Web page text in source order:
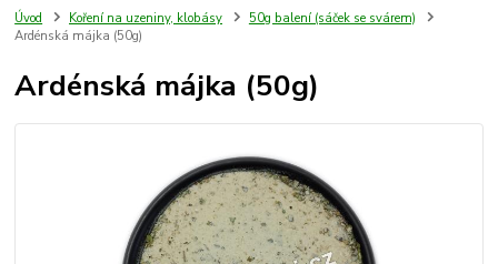
Úvod Koření na uzeniny, klobásy
50g balení (sáček se svárem)
Ardénská májka (50g)
Ardénská májka (50g)